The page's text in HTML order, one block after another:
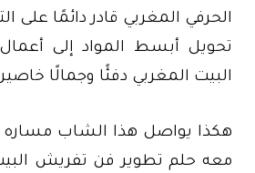
الحرفي المغربي قادر دائمًا على
تحويل أبسط المواد إلى
البيت المغربي دفئًا وجمالًا
هكذا يواصل هذا الشاب مساره
معه حلم تطوير فن تفريش